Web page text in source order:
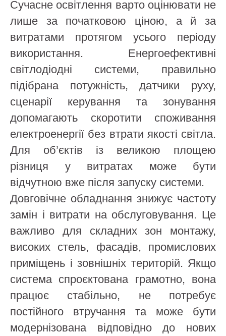
Сучасне освітлення варто оцінювати не
лише за початковою ціною, а й за
витратами протягом усього періоду
використання. Енергоефективні
світлодіодні системи, правильно
підібрана потужність, датчики руху,
сценарії керування та зонування
допомагають скоротити споживання
електроенергії без втрати якості світла.
Для об’єктів із великою площею
різниця у витратах може бути
відчутною вже після запуску системи.
Довговічне обладнання знижує частоту
замін і витрати на обслуговування. Це
важливо для складних зон монтажу,
високих стель, фасадів, промислових
приміщень і зовнішніх територій. Якщо
система спроєктована грамотно, вона
працює стабільно, не потребує
постійного втручання та може бути
модернізована відповідно до нових